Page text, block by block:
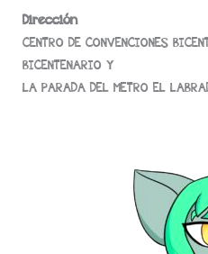
Dirección
CENTRO DE CONVENCIONES
BICENTENARIO Y
LA PARADA DEL METRO EL